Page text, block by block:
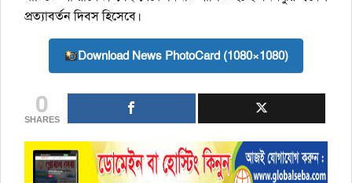
প্রত্যাবর্তন দিবস হিসেবে।
Download News PhotoCard (1080×1080)
0
SHARES